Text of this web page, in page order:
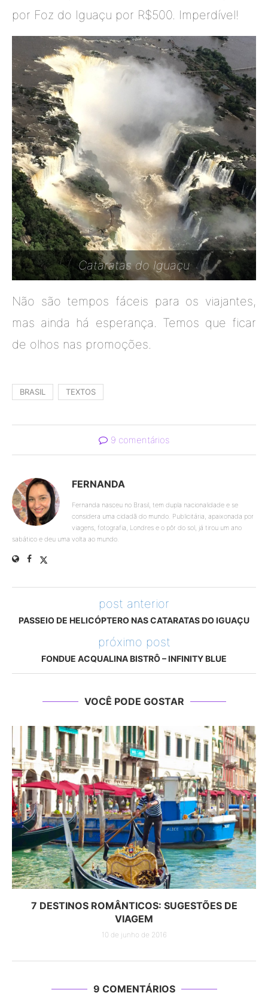
por Foz do Iguaçu por R$500. Imperdível!
Cataratas do Iguaçu
Não são tempos fáceis para os viajantes,
mas ainda há esperança. Temos que ficar
de olhos nas promoções.
BRASIL TEXTOS
9 comentários
FERNANDA
Fernanda nasceu no Brasil, tem dupla nacionalidade e se
considera uma cidadã do mundo. Publicitária, apaixonada por
viagens, fotografia, Londres e o pôr do sol, já tirou um ano
sabático e deu uma volta ao mundo.
post anterior
PASSEIO DE HELICÓPTERO NAS CATARATAS DO IGUAÇU
próximo post
FONDUE ACQUALINA BISTRÔ – INFINITY BLUE
VOCÊ PODE GOSTAR
7 DESTINOS ROMÂNTICOS: SUGESTÕES DE
VIAGEM
10 de junho de 2016
9 COMENTÁRIOS